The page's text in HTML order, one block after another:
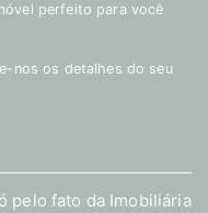
perfeito para você
nos os detalhes do seu
pelo fato da Imobiliária